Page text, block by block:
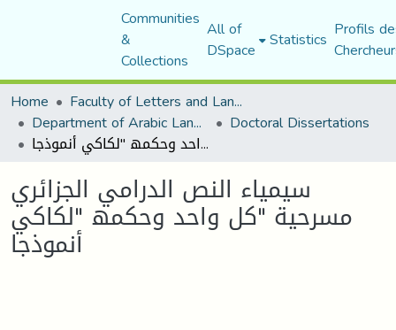
Communities
&
Collections
All of
DSpace Statistics Profils
Home
Faculty of Letters and Languages
Department of Arabic Language and Literature Doctoral Dissertations
سیمیاء النص الدرامي الجزائري مسرحیة "كل واحد وحكمھ "لكاكي أنموذجا
سیمیاء النص الدرامي الجزائري
مسرحیة "كل واحد وحكمھ "لكاكي
أنموذجا